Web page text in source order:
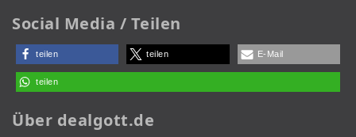
Social Media / Teilen
teilen teilen E-Mail
teilen
Über dealgott.de